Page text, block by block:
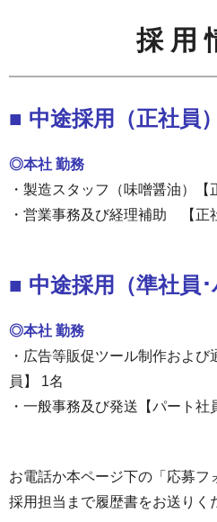
採 用
■ 中途採用（正社員）
◎本社 勤務
・製造スタッフ（味噌醤油）【
・営業事務及び経理補助 【正
■ 中途採用（準社員･
◎本社 勤務
・広告等販促ツール制作およ
員】 1名
・一般事務及び発送【パート社
お電話か本ページ下の「応募フ
採用担当まで履歴書をお送りく